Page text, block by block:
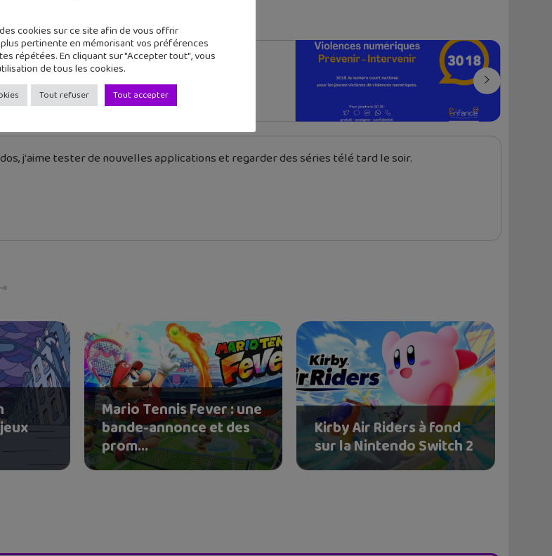
satiri...
Article suivant
unique pou...
j'aime tester de nouvelles applications et regarder des séries télé tard le soir.
Mario Tennis Fever : une
bande-annonce et des
prom...
Kirby Air Riders à fond
sur la Nintendo Switch 2
cookies sur ce site afin de vous offrir
pertinente en mémorisant vos préférences
répétées. En cliquant sur "Accepter tout", vous
de tous les cookies.
Tout refuser Tout accepter